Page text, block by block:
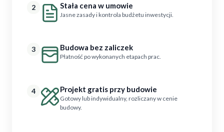
2 Stała cena w umowie
Jasne zasady i kontrola budżetu inwestycji.
3 Budowa bez zaliczek
Płatność po wykonanych etapach prac.
4 Projekt gratis przy budowie
Gotowy lub indywidualny, rozliczany w cenie
budowy.